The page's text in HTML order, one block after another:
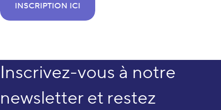
INSCRIPTION ICI
Inscrivez-vous à notre
newsletter et restez